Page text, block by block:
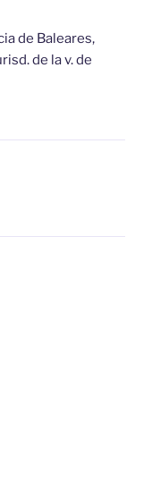
de Baleares,
de la v. de